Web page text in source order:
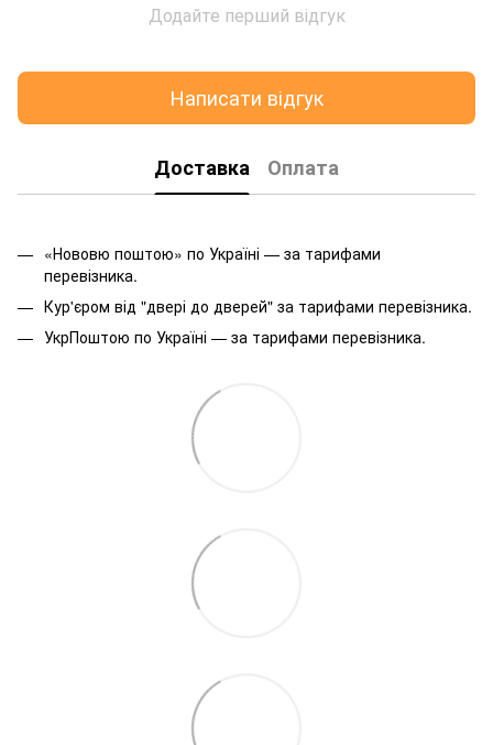
Додайте перший відгук
Написати відгук
Доставка Оплата
«Нововю поштою» по Україні — за тарифами
перевізника.
Кур'єром від "двері до дверей" за тарифами перевізника.
УкрПоштою по Україні — за тарифами перевізника.